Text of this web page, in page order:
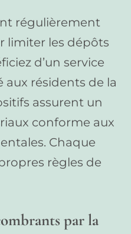
régulièrement
limiter les dépôts
d’un service
aux résidents de la
assurent un
conforme aux
Chaque
règles de
par la